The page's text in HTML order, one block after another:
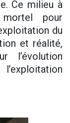
Ce milieu à
pour
du
et réalité,
l’évolution